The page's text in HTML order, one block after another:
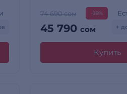
74 690 сом -39%
45 790 сом +
Купить